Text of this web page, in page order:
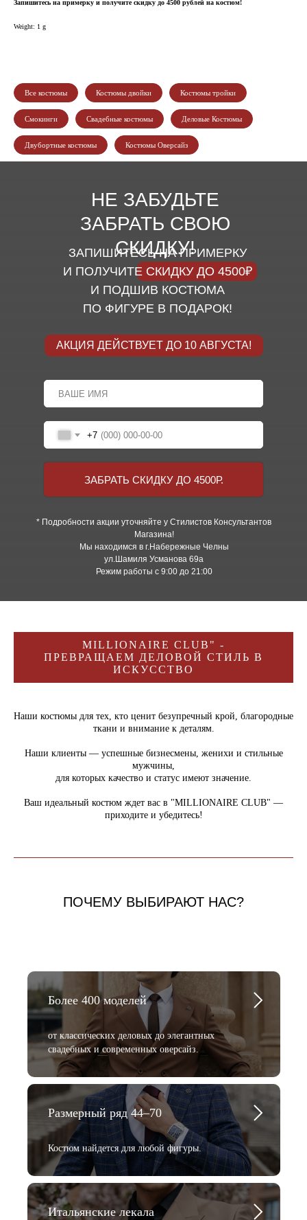
Запишитесь на примерку и получите скидку до 4500 рублей на костюм!
Weight: 1 g
Все костюмы Костюмы двойки Костюмы тройки
Смокинги Свадебные костюмы Деловые Костюмы
Двубортные костюмы Костюмы Оверсайз
НЕ ЗАБУДЬТЕ
ЗАБРАТЬ СВОЮ
СКИДКУ!
ЗАПИШИТЕСЬ НА ПРИМЕРКУ
И ПОЛУЧИТЕ СКИДКУ ДО 4500₽
И ПОДШИВ КОСТЮМА
ПО ФИГУРЕ В ПОДАРОК!
АКЦИЯ ДЕЙСТВУЕТ ДО 10 АВГУСТА!
* Подробности акции уточняйте у Стилистов Консультантов
Магазина!
Мы находимся в г.Набережные Челны
ул.Шамиля Усманова 69а
Режим работы с 9:00 до 21:00
+7
ЗАБРАТЬ СКИДКУ ДО 4500Р.
MILLIONAIRE CLUB" -
ПРЕВРАЩАЕМ ДЕЛОВОЙ СТИЛЬ В
ИСКУССТВО
Наши костюмы для тех, кто ценит безупречный крой, благородные
ткани и внимание к деталям.
Наши клиенты — успешные бизнесмены, женихи и стильные
мужчины,
для которых качество и статус имеют значение.
Ваш идеальный костюм ждет вас в "MILLIONAIRE CLUB" —
приходите и убедитесь!
ПОЧЕМУ ВЫБИРАЮТ НАС?
Более 400 моделей
от классических деловых до элегантных
свадебных и современных оверсайз.
Размерный ряд 44–70
Костюм найдется для любой фигуры.
Итальянские лекала